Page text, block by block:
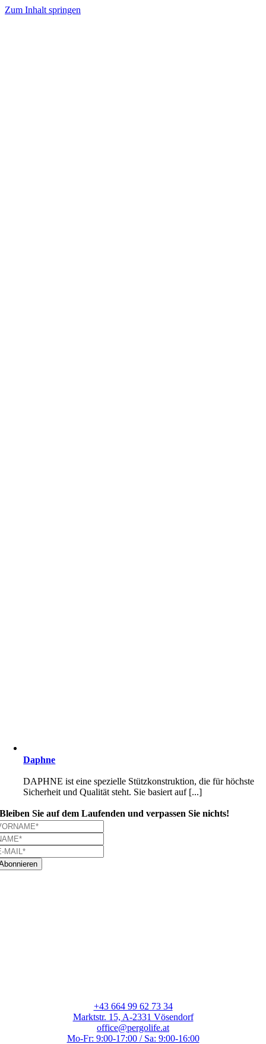
Zum Inhalt springen
Daphne
DAPHNE ist eine spezielle Stützkonstruktion, die für höchste
Sicherheit und Qualität steht. Sie basiert auf [...]
Bleiben Sie auf dem Laufenden und verpassen Sie nichts!
+43 664 99 62 73 34
Marktstr. 15, A-2331 Vösendorf
office@pergolife.at
Mo-Fr: 9:00-17:00 / Sa: 9:00-16:00